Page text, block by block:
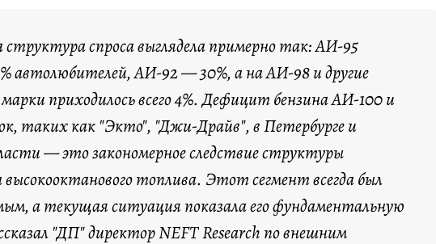
структура спроса выглядела примерно так: АИ-95
автолюбителей, АИ-92 — 30%, а на АИ-98 и другие
приходилось всего 4%. Дефицит бензина АИ-100 и
таких как "Экто", "Джи-Драйв", в Петербурге и
— это закономерное следствие структуры
высокооктанового топлива. Этот сегмент всегда был
а текущая ситуация показала его фундаментальную
"ДП" директор NEFT Research по внешним